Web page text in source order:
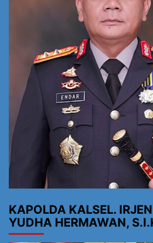
KAPOLDA KALSEL.
YUDHA HERMAWAN,